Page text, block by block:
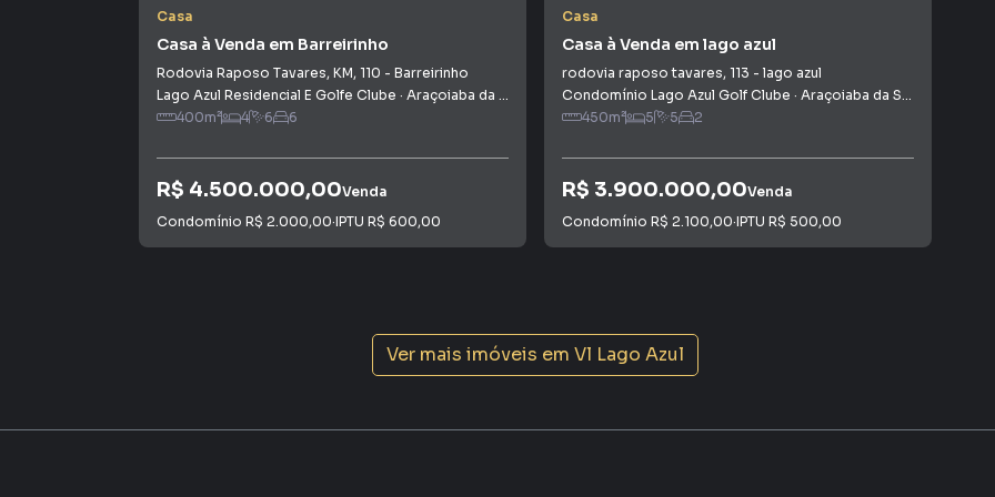
interessados e tendo como consequência uma maior chance de vender ou alugar seu imóvel mais
rápido. Contamos também com um time de programadores, corretores treinados e uma central de
atendimento preparada para atender proprietários e inquilinos.
Casa
Casa à Venda em Barreirinho
Rodovia Raposo Tavares, KM, 110 - Barreirinho
Lago Azul Residencial E Golfe Clube · Araçoiaba da Serra
400m² 4 6 6
R$ 4.500.000,00Venda
Condomínio R$ 2.000,00·IPTU R$ 600,00
Casa
Casa à Venda em lago azul
rodovia raposo tavares, 113 - lago azul
Condomínio Lago Azul Golf Clube · Araçoiaba da Serra
450m² 5 5 2
R$ 3.900.000,00Venda
Condomínio R$ 2.100,00·IPTU R$ 500,00
Ver mais imóveis em Vl Lago Azul